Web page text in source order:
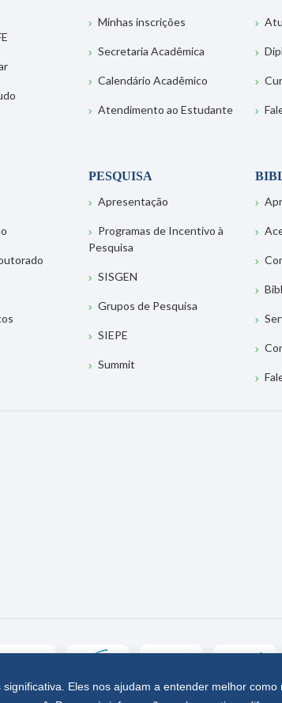
Eles nos ajudam a entender melhor como
Minhas inscrições
Secretaria Acadêmica
Calendário Acadêmico
Atendimento ao Estudante
PESQUISA
Apresentação
Programas de Incentivo à
Pesquisa
SISGEN
Grupos de Pesquisa
SIEPE
Summit